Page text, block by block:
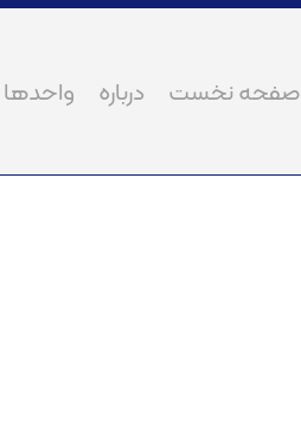
صفحه نخست درباره واحدها